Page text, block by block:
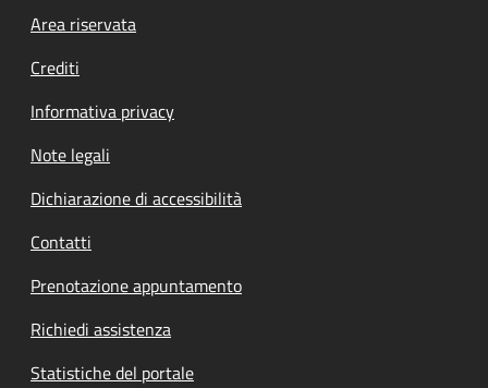
Footer menu
Area riservata
Crediti
Informativa privacy
Note legali
Dichiarazione di accessibilità
Contatti
Prenotazione appuntamento
Richiedi assistenza
Statistiche del portale